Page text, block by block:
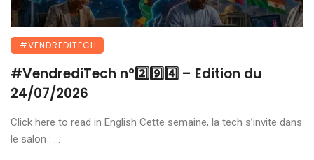
#VENDREDITECH
#VendrediTech n°2️⃣9️⃣4️⃣ – Edition du
24/07/2026
Click here to read in English Cette semaine, la tech s’invite dans
le salon : ...